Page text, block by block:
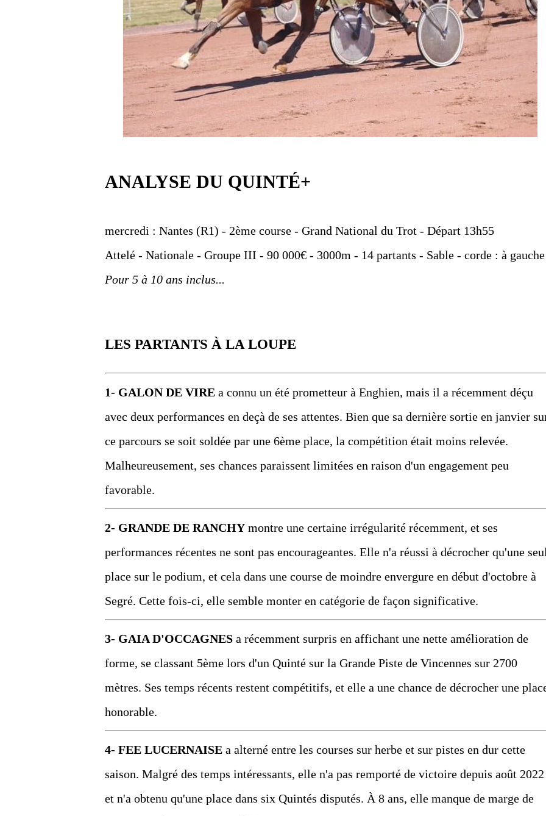
ANALYSE DU QUINTÉ+
mercredi : Nantes (R1) - 2ème course - Grand National du Trot - Départ 13h55
Attelé - Nationale - Groupe III - 90 000€ - 3000m - 14 partants - Sable - corde : à gauche
Pour 5 à 10 ans inclus...
LES PARTANTS À LA LOUPE
1- GALON DE VIRE a connu un été prometteur à Enghien, mais il a récemment déçu
avec deux performances en deçà de ses attentes. Bien que sa dernière sortie en janvier
ce parcours se soit soldée par une 6ème place, la compétition était moins relevée.
Malheureusement, ses chances paraissent limitées en raison d'un engagement peu
favorable.
2- GRANDE DE RANCHY montre une certaine irrégularité récemment, et ses
performances récentes ne sont pas encourageantes. Elle n'a réussi à décrocher qu'une
place sur le podium, et cela dans une course de moindre envergure en début d'octobre à
Segré. Cette fois-ci, elle semble monter en catégorie de façon significative.
3- GAIA D'OCCAGNES a récemment surpris en affichant une nette amélioration de
forme, se classant 5ème lors d'un Quinté sur la Grande Piste de Vincennes sur 2700
mètres. Ses temps récents restent compétitifs, et elle a une chance de décrocher une
honorable.
4- FEE LUCERNAISE a alterné entre les courses sur herbe et sur pistes en dur cette
saison. Malgré des temps intéressants, elle n'a pas remporté de victoire depuis août 2022
et n'a obtenu qu'une place dans six Quintés disputés. À 8 ans, elle manque de marge de